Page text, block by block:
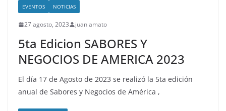
EVENTOS NOTICIAS
27 agosto, 2023 juan amato
5ta Edicion SABORES Y
NEGOCIOS DE AMERICA 2023
El día 17 de Agosto de 2023 se realizó la 5ta edición
anual de Sabores y Negocios de América ,